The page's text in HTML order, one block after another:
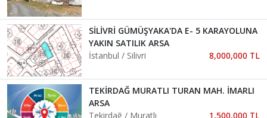
SİLİVRİ GÜMÜŞYAKA'DA E- 5 KARAYOLUNA
YAKIN SATILIK ARSA
İstanbul / Silivri
8,000,000 TL
TEKİRDAĞ MURATLI TURAN MAH. İMARLI
ARSA
Tekirdağ / Muratlı
1,500,000 TL